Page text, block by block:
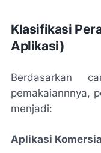
Klasifikasi
Aplikasi)
Berdasarkan
pemakaiannnya,
menjadi:
Aplikasi